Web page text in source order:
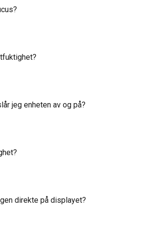
jeg enheten av og på?
direkte på displayet?